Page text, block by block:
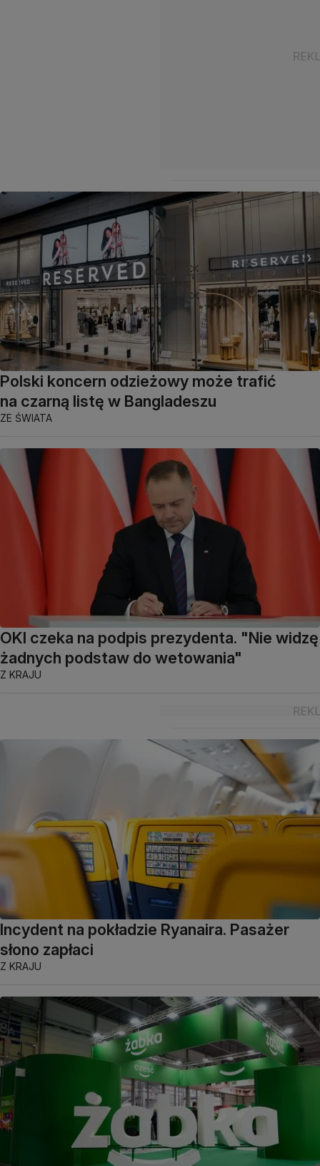
Polski koncern odzieżowy może trafić
na czarną listę w Bangladeszu
ZE ŚWIATA
OKI czeka na podpis prezydenta. "Nie widzę
żadnych podstaw do wetowania"
Z KRAJU
Incydent na pokładzie Ryanaira. Pasażer
słono zapłaci
Z KRAJU